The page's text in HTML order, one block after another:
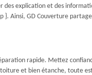
explication et des
Ainsi, GD Couverture
rapide. Mettez
et bien étanche, toute